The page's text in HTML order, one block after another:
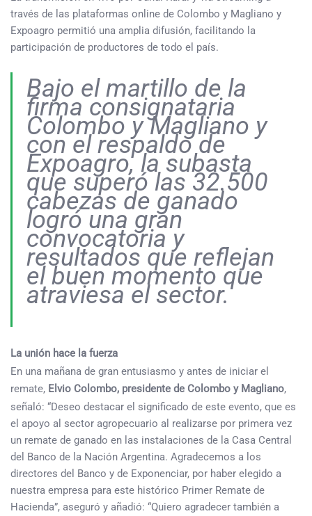
través de las plataformas online de Colombo y Magliano y
Expoagro permitió una amplia difusión, facilitando la
participación de productores de todo el país.
Bajo el martillo de la
firma consignataria
Colombo y Magliano y
con el respaldo de
Expoagro, la subasta
que superó las 32.500
cabezas de ganado
logró una gran
convocatoria y
resultados que reflejan
el buen momento que
atraviesa el sector.
La unión hace la fuerza
En una mañana de gran entusiasmo y antes de iniciar el
remate, Elvio Colombo, presidente de Colombo y Magliano,
señaló: “Deseo destacar el significado de este evento, que es
el apoyo al sector agropecuario al realizarse por primera vez
un remate de ganado en las instalaciones de la Casa Central
del Banco de la Nación Argentina. Agradecemos a los
directores del Banco y de Exponenciar, por haber elegido a
nuestra empresa para este histórico Primer Remate de
Hacienda”, aseguró y añadió: “Quiero agradecer también a